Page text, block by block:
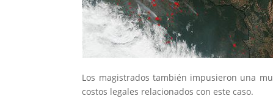
Los magistrados también impusieron una
costos legales relacionados con este caso.